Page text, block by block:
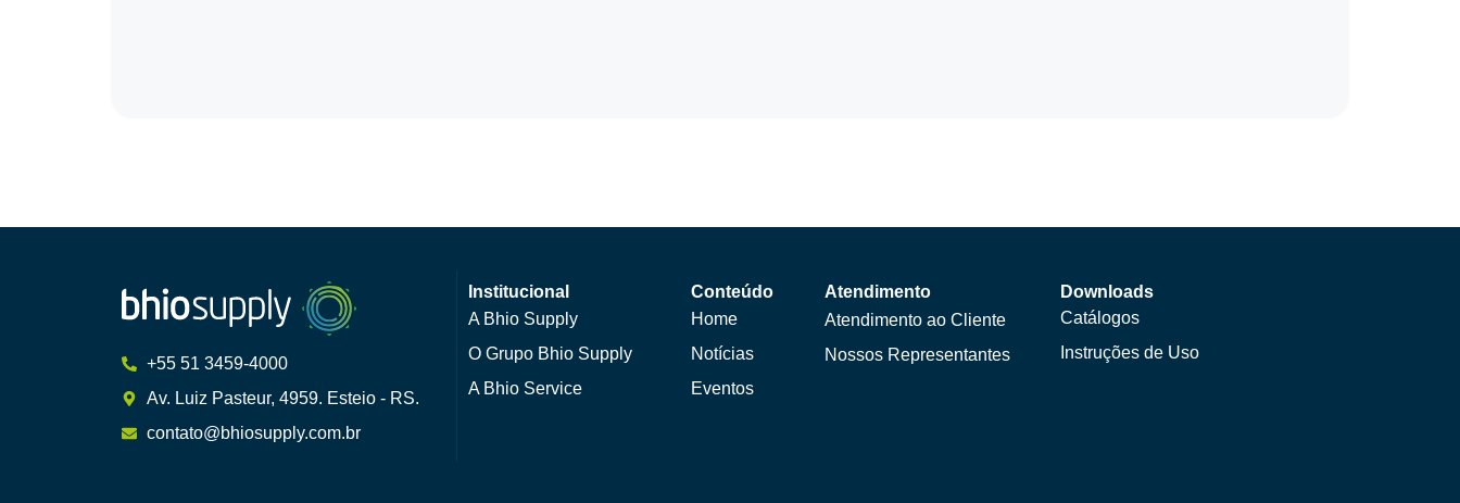
+55 51 3459-4000
Av. Luiz Pasteur, 4959. Esteio - RS.
contato@bhiosupply.com.br
Institucional
A Bhio Supply
O Grupo Bhio Supply
A Bhio Service
Conteúdo
Home
Notícias
Eventos
Atendimento
Atendimento ao Cliente
Nossos Representantes
Downloads
Catálogos
Instruções de Uso